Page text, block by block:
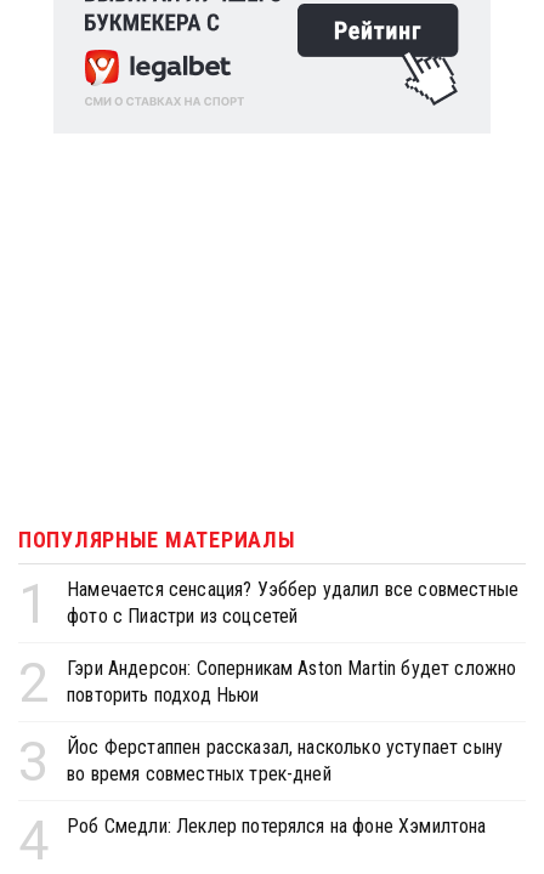
ПОПУЛЯРНЫЕ МАТЕРИАЛЫ
1
Намечается сенсация? Уэббер удалил все совместные
фото с Пиастри из соцсетей
2
Гэри Андерсон: Соперникам Aston Martin будет сложно
повторить подход Ньюи
3
Йос Ферстаппен рассказал, насколько уступает сыну
во время совместных трек-дней
4 Роб Смедли: Леклер потерялся на фоне Хэмилтона